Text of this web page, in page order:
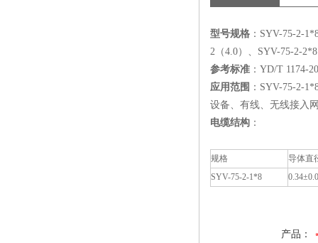
型号规格 ：SYV-75-2-
2（4.0）、SYV-75-2-
参考标准 ：YD/T 1174-
应用范围 ：SYV-75-2-
设备、有线、无线接入
电缆结构 ：
规格
导体直
SYV-75-2-1*8
产品：